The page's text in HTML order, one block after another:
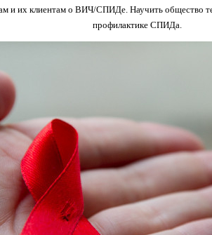
и их клиентам о ВИЧ/СПИДе. Научить общество
профилактике СПИДа.